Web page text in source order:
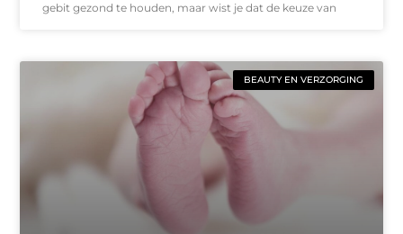
gebit gezond te houden, maar wist je dat de keuze van
BEAUTY EN VERZORGING